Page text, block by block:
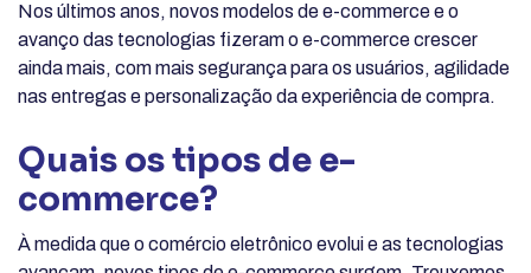
Nos últimos anos, novos modelos de e-commerce e o
avanço das tecnologias fizeram o e-commerce crescer
ainda mais, com mais segurança para os usuários, agilidade
nas entregas e personalização da experiência de compra.
Quais os tipos de e-
commerce?
À medida que o comércio eletrônico evolui e as tecnologias